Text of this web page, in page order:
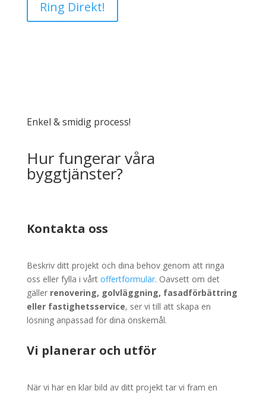
Ring Direkt!
Enkel & smidig process!
Hur fungerar våra
byggtjänster?
Kontakta oss
Beskriv ditt projekt och dina behov genom att ringa
oss eller fylla i vårt offertformulär. Oavsett om det
gäller renovering, golvläggning, fasadförbättring
eller fastighetsservice, ser vi till att skapa en
lösning anpassad för dina önskemål.
Vi planerar och utför
När vi har en klar bild av ditt projekt tar vi fram en